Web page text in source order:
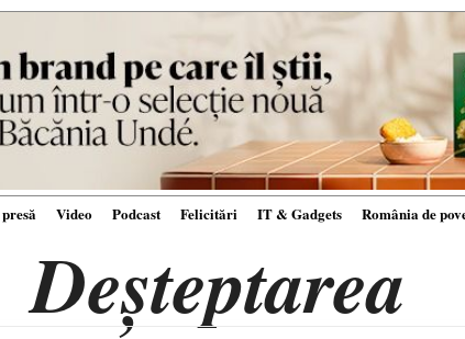
Video Podcast Felicitări IT & Gadgets România de
Deșteptarea